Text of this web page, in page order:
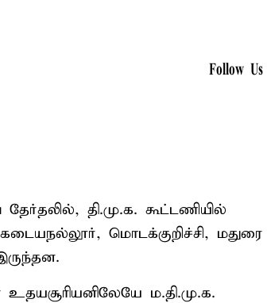
Follow Us
தி.மு.க. கூட்டணியில்
கடையநல்லூர், மொடக்குறிச்சி, மதுரை
ம.தி.மு.க.